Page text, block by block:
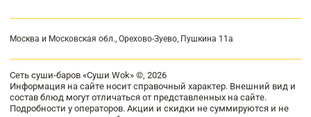
Москва и Московская обл., Орехово-Зуево, Пушкина 11а
Сеть суши-баров «Суши Wok» ©, 2026
Информация на сайте носит справочный характер. Внешний вид и
состав блюд могут отличаться от представленных на сайте.
Подробности у операторов. Акции и скидки не суммируются и не